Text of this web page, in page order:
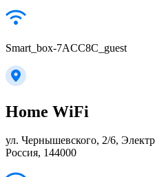
Smart_box-7ACC8C_guest
Home WiFi
ул. Чернышевского, 2/6,
Россия, 144000